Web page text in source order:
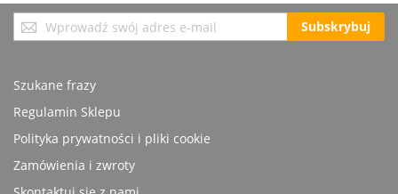
Subskrybuj
nasz
Subskrybuj
Szukane frazy
Regulamin Sklepu
Polityka prywatności i pliki cookie
Zamówienia i zwroty